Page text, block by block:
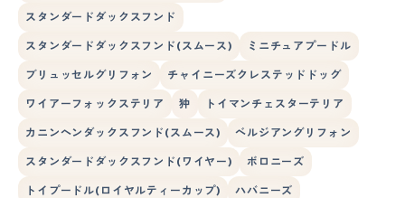
スタンダードダックスフンド
スタンダードダックスフンド(スムース) ミニチュアプードル
ブリュッセルグリフォン チャイニーズクレステッドドッグ
ワイアーフォックステリア 狆 トイマンチェスターテリア
カニンヘンダックスフンド(スムース) ベルジアングリフォン
スタンダードダックスフンド(ワイヤー) ボロニーズ
トイプードル(ロイヤルティーカップ) ハバニーズ